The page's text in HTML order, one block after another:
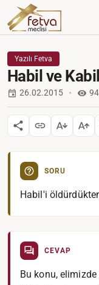
Yazılı Fetva
Habil ve
26.02.2015
SORU
Habil'i
CEVAP
Bu konu, elimizde